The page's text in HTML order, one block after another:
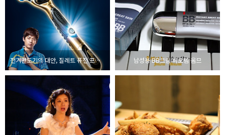
전기면도기의 대안, 질레트 퓨전 프로글라이드 면도기 남성용 BB크림 비오템 옴므